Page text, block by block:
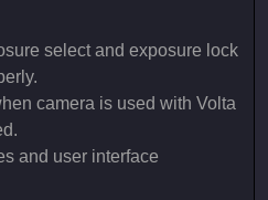
select and exposure lock
camera is used with Volta
and user interface